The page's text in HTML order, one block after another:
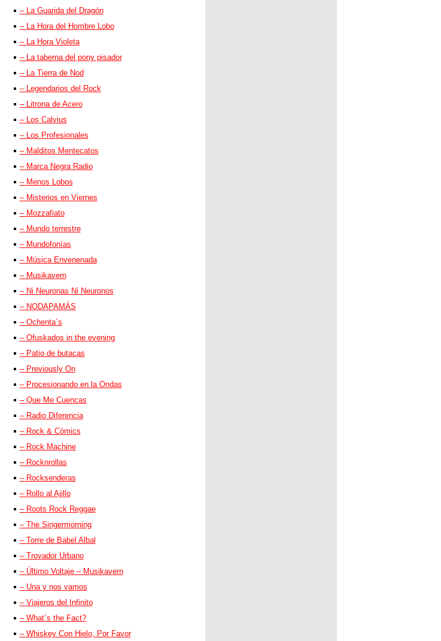
– La Guarida del Dragón
– La Hora del Hombre Lobo
– La Hora Violeta
– La taberna del pony pisador
– La Tierra de Nod
– Legendarios del Rock
– Litrona de Acero
– Los Calvius
– Los Profesionales
– Malditos Mentecatos
– Marca Negra Radio
– Menos Lobos
– Misterios en Viernes
– Mozzafiato
– Mundo terrestre
– Mundofonías
– Música Envenenada
– Musikavern
– Ni Neuronas Ni Neuronos
– NODAPAMÁS
– Ochenta´s
– Ofuskados in the evening
– Patio de butacas
– Previously On
– Procesionando en la Ondas
– Que Me Cuencas
– Radio Diferencia
– Rock & Cómics
– Rock Machine
– Rocknrollas
– Rocksenderas
– Rollo al Ajillo
– Roots Rock Reggae
– The Singermorning
– Torre de Babel Albal
– Trovador Urbano
– Último Voltaje – Musikavern
– Una y nos vamos
– Viajeros del Infinito
– What´s the Fact?
– Whiskey Con Hielo, Por Favor